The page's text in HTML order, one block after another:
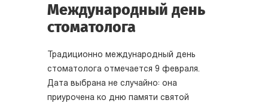
Международный день
стоматолога
Традиционно международный день
стоматолога отмечается 9 февраля.
Дата выбрана не случайно: она
приурочена ко дню памяти святой